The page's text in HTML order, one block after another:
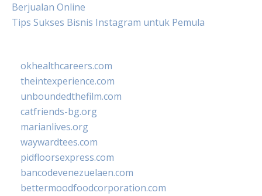
Berjualan Online
Tips Sukses Bisnis Instagram untuk Pemula
okhealthcareers.com
theintexperience.com
unboundedthefilm.com
catfriends-bg.org
marianlives.org
waywardtees.com
pidfloorsexpress.com
bancodevenezuelaen.com
bettermoodfoodcorporation.com